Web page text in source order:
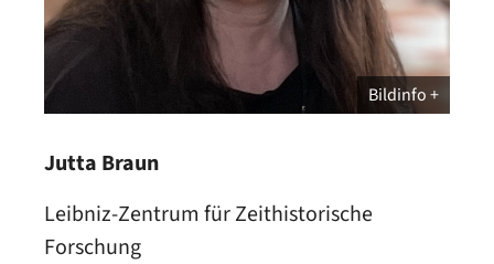
Bildinfo
Jutta Braun
Leibniz-Zentrum für Zeithistorische
Forschung